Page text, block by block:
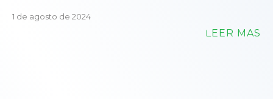
1 de agosto de 2024
LEER MÁS